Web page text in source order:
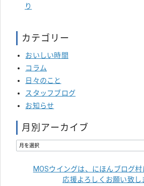
り
カテゴリー
おいしい時間
コラム
日々のこと
スタッフブログ
お知らせ
月別アーカイブ
MOSウイングは、にほんブログ村
応援よろしくお願い致し